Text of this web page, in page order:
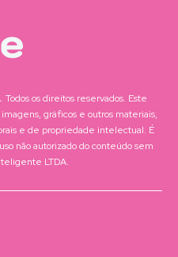
os direitos reservados. Este
gráficos e outros materiais,
e de propriedade intelectual. É
não autorizado do conteúdo sem
LTDA.